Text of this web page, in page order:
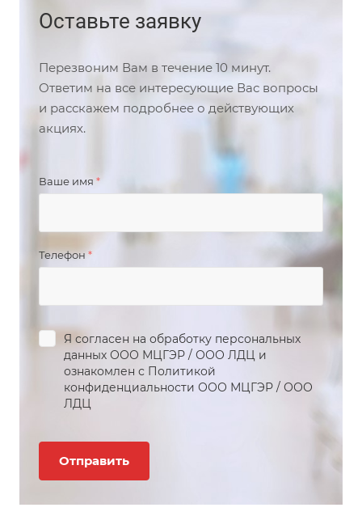
Оставьте заявку
Перезвоним Вам в течение 10 минут.
Ответим на все интересующие Вас вопросы
и расскажем подробнее о действующих
акциях.
Ваше имя *
Телефон*
Я согласен на обработку персональных
данных ООО МЦГЭР / ООО ЛДЦ и
ознакомлен с Политикой
конфиденциальности ООО МЦГЭР / ООО
ЛДЦ